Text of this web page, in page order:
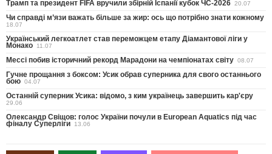
Трамп та президент FIFA вручили збірній Іспанії кубок ЧС-2026 20.07
Чи справді м’язи важать більше за жир: ось що потрібно знати кожному
18.07
Український легкоатлет став переможцем етапу Діамантової ліги у
Монако 11.07
Мессі побив історичний рекорд Марадони на чемпіонатах світу 08.07
Гучне прощання з боксом: Усик обрав суперника для свого останнього
бою 04.07
Останній суперник Усика: відомо, з ким українець завершить кар'єру
29.06
Олександр Свіщов: голос України почули в European Aquatics під час
фіналу Суперліги 13.06